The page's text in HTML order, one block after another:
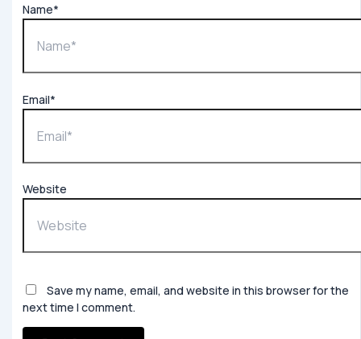
Name*
Email*
Website
Save my name, email, and website in this browser for the
next time I comment.